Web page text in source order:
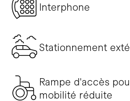
Interphone
Stationnement
Rampe d'accès
mobilité réduite